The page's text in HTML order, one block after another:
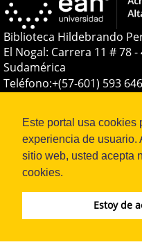
Este portal usa cookies
experiencia de usuario.
sitio web, usted acepta
cookies.
Estoy de
Biblioteca Hildebrando
El Nogal: Carrera 11 # 78
Sudamérica
Teléfono:+(57-601) 593
Sistema OJS -